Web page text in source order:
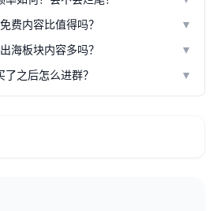
费内容比值得吗？
▼
海板块内容多吗？
▼
了之后怎么进群？
▼